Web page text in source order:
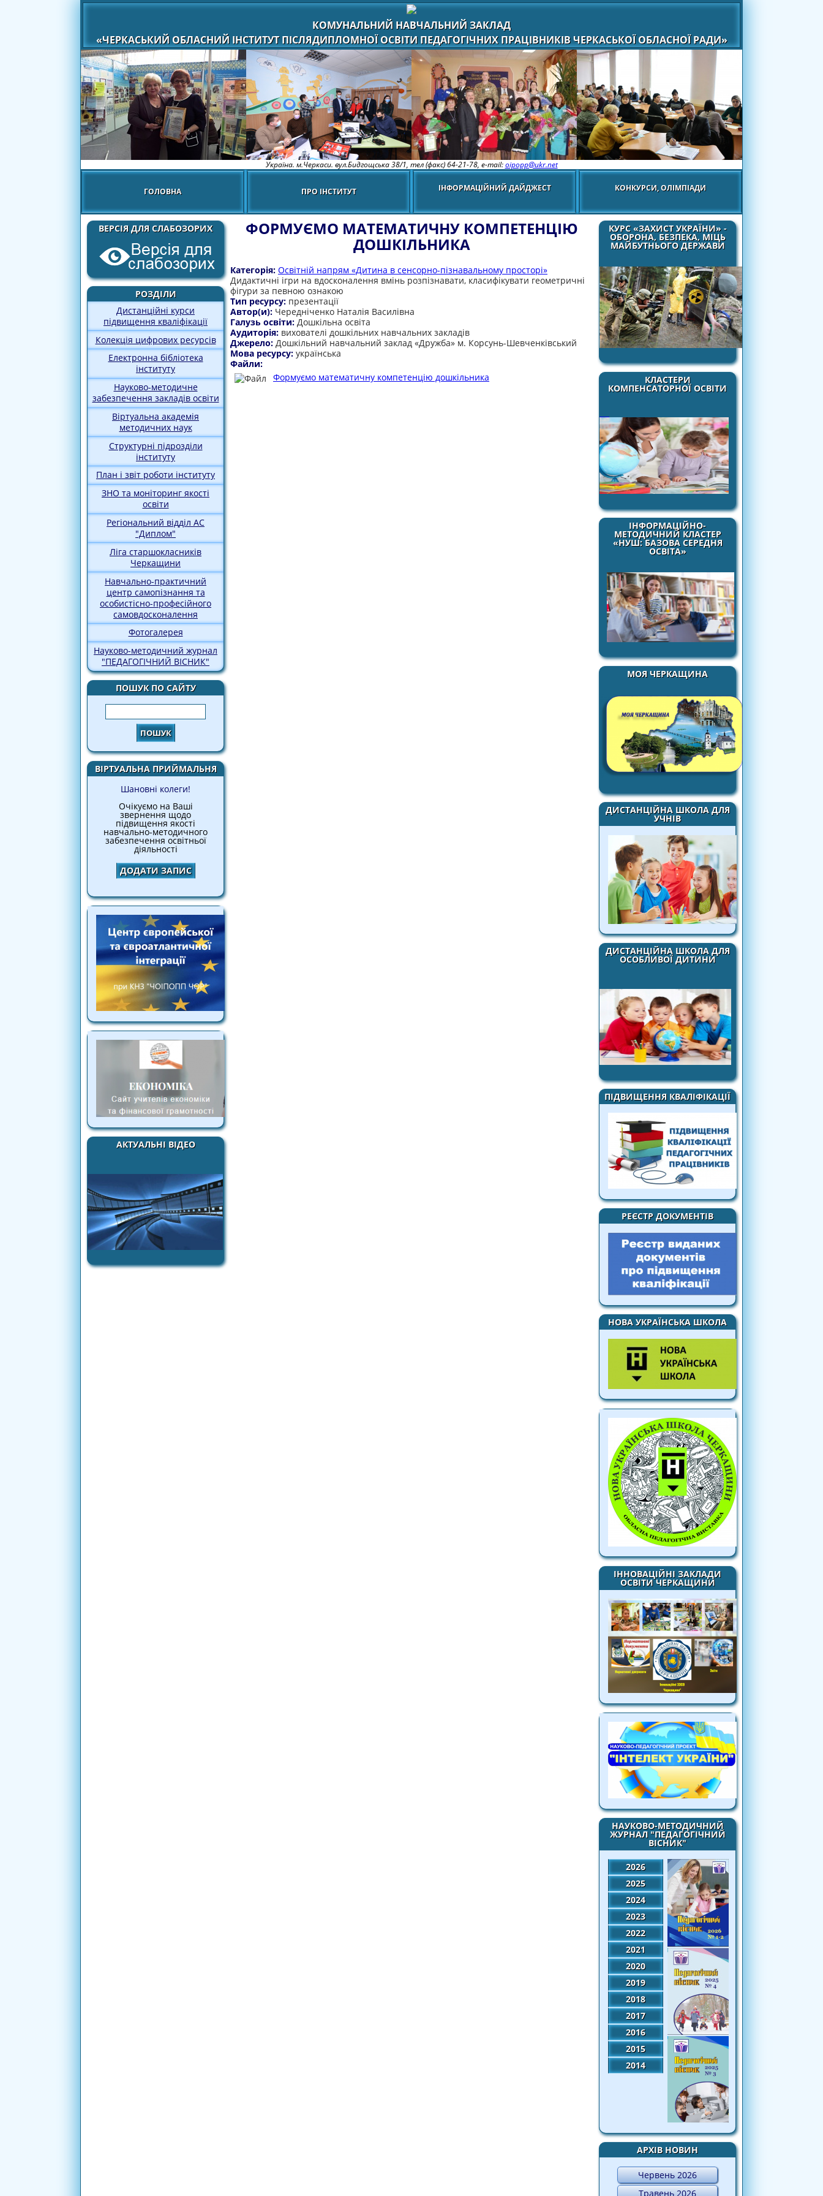
КОМУНАЛЬНИЙ НАВЧАЛЬНИЙ ЗАКЛАД
«ЧЕРКАСЬКИЙ ОБЛАСНИЙ ІНСТИТУТ ПІСЛЯДИПЛОМНОЇ ОСВІТИ ПЕДАГОГІЧНИХ ПРАЦІВНИКІВ ЧЕРКАСЬКОЇ ОБЛАСНОЇ РАДИ»
Україна. м.Черкаси. вул.Бидгощська 38/1, тел (факс) 64-21-78, e-mail:oipopp@ukr.net
ГОЛОВНА ПРО ІНСТИТУТ ІНФОРМАЦІЙНИЙ ДАЙДЖЕСТ КОНКУРСИ, ОЛІМПІАДИ
ВЕРСІЯ ДЛЯ СЛАБОЗОРИХ
РОЗДІЛИ
Дистанційні курси
підвищення кваліфікації
Колекція цифрових ресурсів
Електронна бібліотека
інституту
Науково-методичне
забезпечення закладів освіти
Віртуальна академія
методичних наук
Структурні підрозділи
інституту
План і звіт роботи інституту
ЗНО та моніторинг якості
освіти
Регіональний відділ АС
"Диплом"
Ліга старшокласників
Черкащини
Навчально-практичний
центр самопізнання та
особистісно-професійного
самовдосконалення
Фотогалерея
Науково-методичний журнал
"ПЕДАГОГІЧНИЙ ВІСНИК"
ПОШУК ПО САЙТУ
Пошук
ВІРТУАЛЬНА ПРИЙМАЛЬНЯ
Шановні колеги!
Очікуємо на Ваші
звернення щодо
підвищення якості
навчально-методичного
забезпечення освітньої
діяльності
ДОДАТИ ЗАПИС
АКТУАЛЬНІ ВІДЕО
КУРС «ЗАХИСТ УКРАЇНИ» -
ОБОРОНА, БЕЗПЕКА, МІЦЬ
МАЙБУТНЬОГО ДЕРЖАВИ
КЛАСТЕРИ
КОМПЕНСАТОРНОЇ ОСВІТИ
ІНФОРМАЦІЙНО-
МЕТОДИЧНИЙ КЛАСТЕР
«НУШ: БАЗОВА СЕРЕДНЯ
ОСВІТА»
МОЯ ЧЕРКАЩИНА
ДИСТАНЦІЙНА ШКОЛА ДЛЯ
УЧНІВ
ДИСТАНЦІЙНА ШКОЛА ДЛЯ
ОСОБЛИВОЇ ДИТИНИ
ПІДВИЩЕННЯ КВАЛІФІКАЦІЇ
РЕЄСТР ДОКУМЕНТІВ
НОВА УКРАЇНСЬКА ШКОЛА
ІННОВАЦІЙНІ ЗАКЛАДИ
ОСВІТИ ЧЕРКАЩИНИ
НАУКОВО-МЕТОДИЧНИЙ
ЖУРНАЛ "ПЕДАГОГІЧНИЙ
ВІСНИК"
2026
2025
2024
2023
2022
2021
2020
2019
2018
2017
2016
2015
2014
АРХІВ НОВИН
Червень 2026
Травень 2026
ФОРМУЄМО МАТЕМАТИЧНУ КОМПЕТЕНЦІЮ
ДОШКІЛЬНИКА
Категорія: Освітній напрям «Дитина в сенсорно-пізнавальному просторі»
Дидактичні ігри на вдосконалення вмінь розпізнавати, класифікувати геометричні
фігури за певною ознакою
Тип ресурсу: презентації
Автор(и): Чередніченко Наталія Василівна
Галузь освіти: Дошкільна освіта
Аудиторія: вихователі дошкільних навчальних закладів
Джерело: Дошкільний навчальний заклад «Дружба» м. Корсунь-Шевченківський
Мова ресурсу: українська
Файли:
Формуємо математичну компетенцію дошкільника